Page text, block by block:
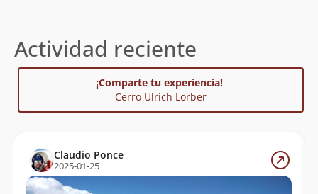
Actividad reciente
¡Comparte tu experiencia!
Cerro Ulrich Lorber
Claudio Ponce
2025-01-25